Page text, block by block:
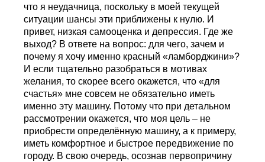
что я неудачница, поскольку в моей текущей
ситуации шансы эти приближены к нулю. И
привет, низкая самооценка и депрессия. Где же
выход? В ответе на вопрос: для чего, зачем и
почему я хочу именно красный «ламборджини»?
И если тщательно разобраться в мотивах
желания, то скорее всего окажется, что «для
счастья» мне совсем не обязательно иметь
именно эту машину. Потому что при детальном
рассмотрении окажется, что моя цель – не
приобрести определённую машину, а к примеру,
иметь комфортное и быстрое передвижение по
городу. В свою очередь, осознав первопричину